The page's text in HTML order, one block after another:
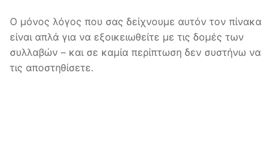
Ο μόνος λόγος που σας δείχνουμε αυτόν τον πίνακα
είναι απλά για να εξοικειωθείτε με τις δομές των
συλλαβών – και σε καμία περίπτωση δεν συστήνω να
τις αποστηθίσετε.